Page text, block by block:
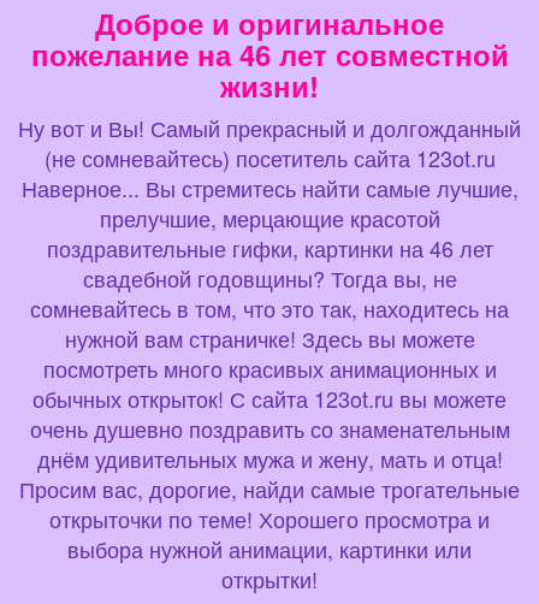
Доброе и оригинальное
пожелание на 46 лет совместной
жизни!
Ну вот и Вы! Самый прекрасный и долгожданный
(не сомневайтесь) посетитель сайта 123ot.ru
Наверное... Вы стремитесь найти самые лучшие,
прелучшие, мерцающие красотой
поздравительные гифки, картинки на 46 лет
свадебной годовщины? Тогда вы, не
сомневайтесь в том, что это так, находитесь на
нужной вам страничке! Здесь вы можете
посмотреть много красивых анимационных и
обычных открыток! С сайта 123ot.ru вы можете
очень душевно поздравить со знаменательным
днём удивительных мужа и жену, мать и отца!
Просим вас, дорогие, найди самые трогательные
открыточки по теме! Хорошего просмотра и
выбора нужной анимации, картинки или
открытки!